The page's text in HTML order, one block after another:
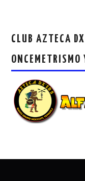
CLUB AZTECA
ONCEMETRISMO